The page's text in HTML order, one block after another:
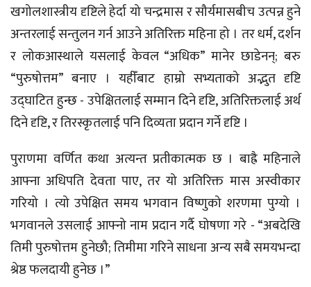
खगोलशास्त्रीय दृष्टिले हेर्दा यो चन्द्रमास र सौर्यमासबीच उत्पन्न हुने
अन्तरलाई सन्तुलन गर्न आउने अतिरिक्त महिना हो । तर धर्म, दर्शन
र लोकआस्थाले यसलाई केवल “अधिक” मानेर छाडेनन्; बरु
“पुरुषोत्तम” बनाए । यहीँबाट हाम्रो सभ्यताको अद्भुत दृष्टि
उद्घाटित हुन्छ - उपेक्षितलाई सम्मान दिने दृष्टि, अतिरिक्तलाई अर्थ
दिने दृष्टि, र तिरस्कृतलाई पनि दिव्यता प्रदान गर्ने दृष्टि ।
पुराणमा वर्णित कथा अत्यन्त प्रतीकात्मक छ । बाह्रै महिनाले
आफ्ना अधिपति देवता पाए, तर यो अतिरिक्त मास अस्वीकार
गरियो । त्यो उपेक्षित समय भगवान विष्णुको शरणमा पुग्यो ।
भगवानले उसलाई आफ्नो नाम प्रदान गर्दै घोषणा गरे - “अबदेखि
तिमी पुरुषोत्तम हुनेछौ; तिमीमा गरिने साधना अन्य सबै समयभन्दा
श्रेष्ठ फलदायी हुनेछ ।”